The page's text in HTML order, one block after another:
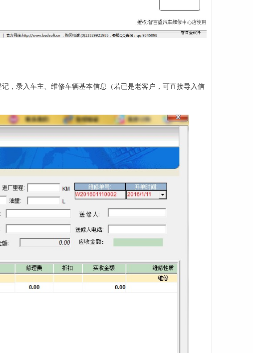
，录入车主、维修车辆基本信息（若已是老客户，可直接导入信